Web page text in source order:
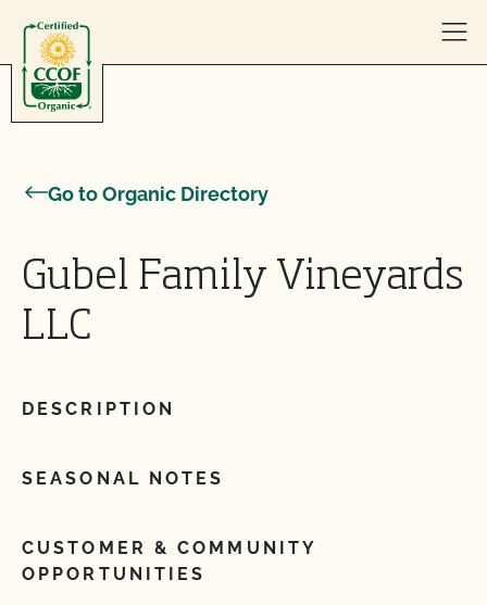
Go to Organic Directory
Gubel Family Vineyards
LLC
DESCRIPTION
SEASONAL NOTES
CUSTOMER & COMMUNITY
OPPORTUNITIES